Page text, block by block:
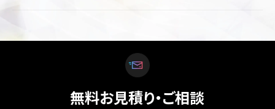
無料お見積り・ご相談